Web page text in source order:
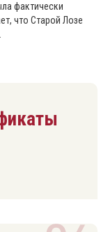
фактически
что Старой Лозе